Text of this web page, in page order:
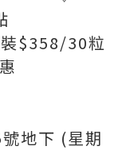
$358/30粒
地下 (星期